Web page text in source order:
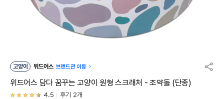
고양이 위드어스 브랜드관 이동
위드어스 담다 꿈꾸는 고양이 원형 스크래처 - 조약돌 (단종)
4.5 후기 2개